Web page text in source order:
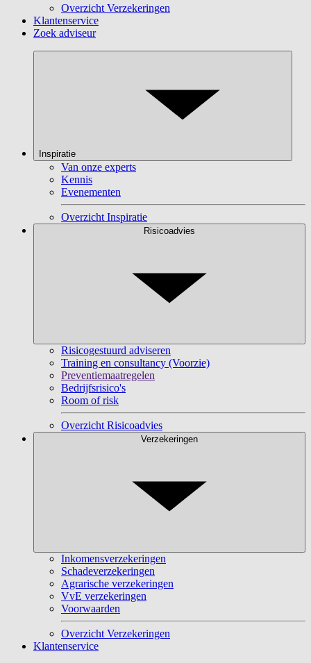
Overzicht Verzekeringen
Klantenservice
Zoek adviseur
Inspiratie
Van onze experts
Kennis
Evenementen
Overzicht Inspiratie
Risicoadvies
Risicogestuurd adviseren
Training en consultancy (Voorzie)
Preventiemaatregelen
Bedrijfsrisico's
Room of risk
Overzicht Risicoadvies
Verzekeringen
Inkomensverzekeringen
Schadeverzekeringen
Agrarische verzekeringen
VvE verzekeringen
Voorwaarden
Overzicht Verzekeringen
Klantenservice